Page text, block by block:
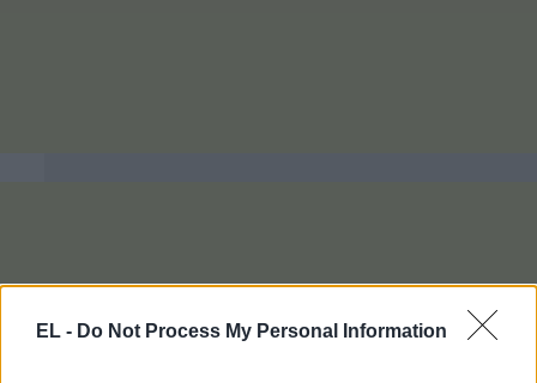
EL - Do Not Process My Personal Information